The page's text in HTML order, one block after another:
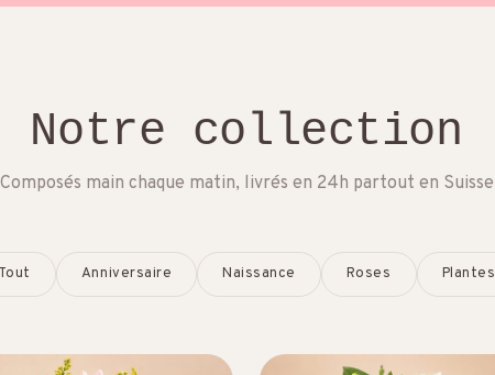
Notre collection
Composés main chaque matin, livrés en 24h partout en Suisse
Anniversaire Naissance Roses Plantes